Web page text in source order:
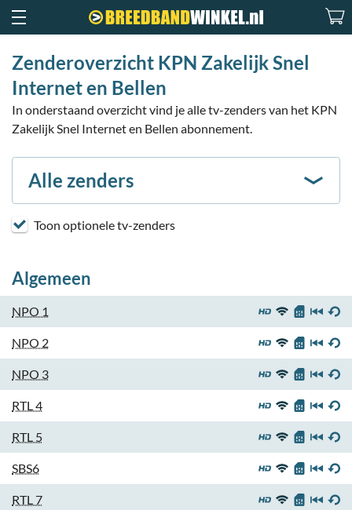
Zenderoverzicht KPN Zakelijk Snel
Internet en Bellen
In onderstaand overzicht vind je alle tv-zenders van het KPN
Zakelijk Snel Internet en Bellen abonnement.
Alle zenders
Toon optionele tv-zenders
Algemeen
NPO 1
NPO 2
NPO 3
RTL 4
RTL 5
SBS6
RTL 7